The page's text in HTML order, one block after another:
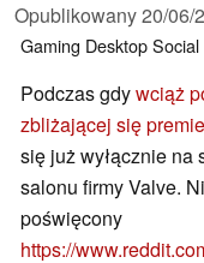
Opublikowany20/06/
Gaming Desktop
Podczas gdywciąż
zbliżającej się
się już wyłącznie na
salonu firmy Valve.
poświęcony
https://